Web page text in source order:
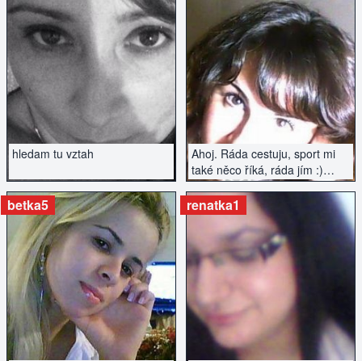
hledam tu vztah
ZOBRAZIT INZERÁT
Ahoj. Ráda cestuju, sport mi
také něco říká, ráda jím :)
Chtěla bych poznat muže
přiměřeného věku, který hledá
spíše vážný vztah.
ZOBRAZIT INZERÁT
betka5
ZOBRAZIT INZERÁT
renatka1
ZOBRAZIT INZERÁT